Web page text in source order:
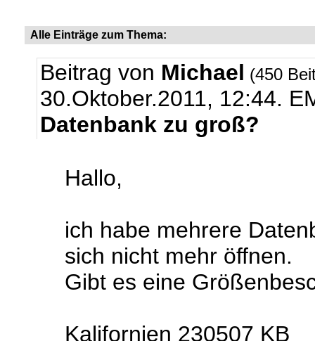
Alle Einträge zum Thema:
Beitrag von Michael (450
30.Oktober.2011, 12:44.
Datenbank zu groß?
Hallo,
ich habe mehrere
sich nicht mehr öffnen.
Gibt es eine
Kalifornien 230507 KB